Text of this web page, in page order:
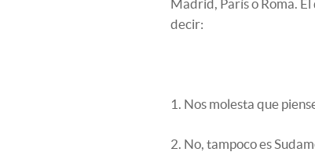
Madrid, París o Roma. El
decir:
1. Nos molesta que
2. No, tampoco es